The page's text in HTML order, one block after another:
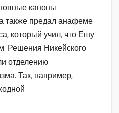
каноны
также предал анафеме
который учил, что Ешу
Решения Никейского
отделению
Так, например,